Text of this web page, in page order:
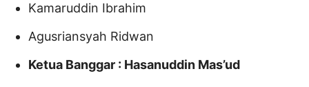
Kamaruddin Ibrahim
Agusriansyah Ridwan
Ketua Banggar : Hasanuddin Mas’ud